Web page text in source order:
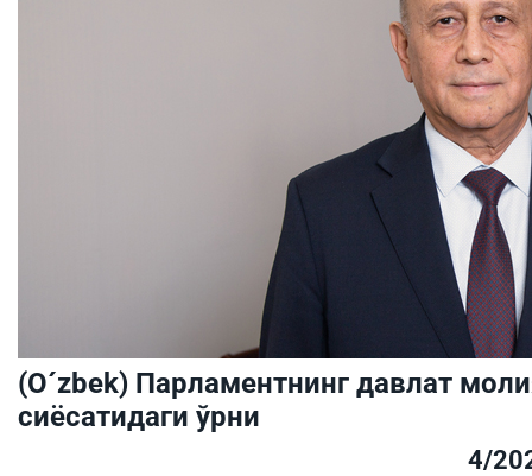
(O´zbek) Парламентнинг давлат
сиёсатидаги ўрни
4/